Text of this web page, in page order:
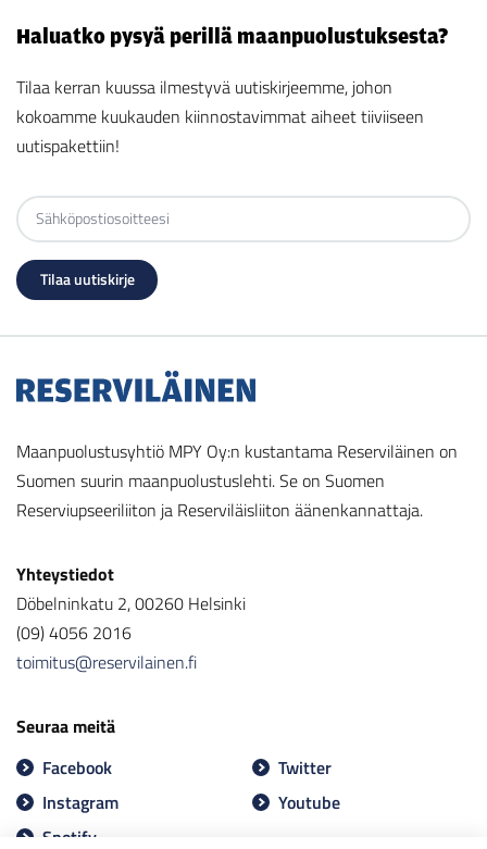
Haluatko pysyä perillä maanpuolustuksesta?
Tilaa kerran kuussa ilmestyvä uutiskirjeemme, johon
kokoamme kuukauden kiinnostavimmat aiheet tiiviiseen
uutispakettiin!
Maanpuolustusyhtiö MPY Oy:n kustantama Reserviläinen on
Suomen suurin maanpuolustuslehti. Se on Suomen
Reserviupseeriliiton ja Reserviläisliiton äänenkannattaja.
Yhteystiedot
Döbelninkatu 2, 00260 Helsinki
(09) 4056 2016
toimitus@reservilainen.fi
Seuraa meitä
Facebook
Twitter
Instagram
Youtube
Spotify